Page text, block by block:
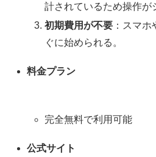
計されているため操作が
初期費用が不要 ：スマ
ぐに始められる。
料金プラン
完全無料で利用可能
公式サイト